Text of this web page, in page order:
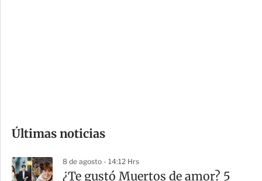
m
a
Últimas noticias
8 de agosto - 14:12 Hrs
¿Te gustó Muertos de amor? 5